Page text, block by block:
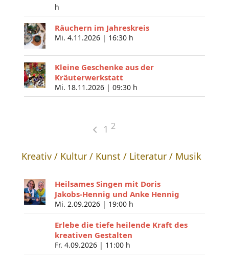
h
Räuchern im Jahreskreis
Mi. 4.11.2026 | 16:30 h
Kleine Geschenke aus der
Kräuterwerkstatt
Mi. 18.11.2026 | 09:30 h
1 2
Kreativ / Kultur / Kunst / Literatur / Musik
Heilsames Singen mit Doris
Jakobs-Hennig und Anke Hennig
Mi. 2.09.2026 | 19:00 h
Erlebe die tiefe heilende Kraft des
kreativen Gestalten
Fr. 4.09.2026 | 11:00 h